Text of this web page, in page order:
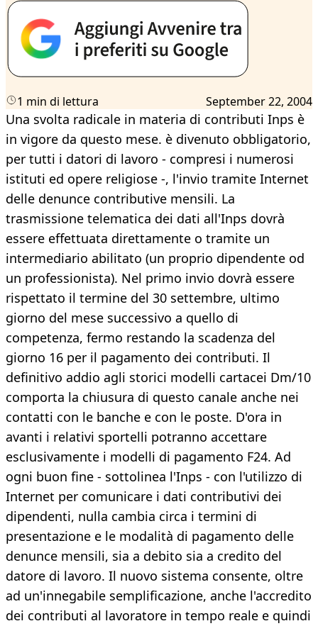
1 min di lettura September 22, 2004
Una svolta radicale in materia di contributi Inps è
in vigore da questo mese. è divenuto obbligatorio,
per tutti i datori di lavoro - compresi i numerosi
istituti ed opere religiose -, l'invio tramite Internet
delle denunce contributive mensili. La
trasmissione telematica dei dati all'Inps dovrà
essere effettuata direttamente o tramite un
intermediario abilitato (un proprio dipendente od
un professionista). Nel primo invio dovrà essere
rispettato il termine del 30 settembre, ultimo
giorno del mese successivo a quello di
competenza, fermo restando la scadenza del
giorno 16 per il pagamento dei contributi. Il
definitivo addio agli storici modelli cartacei Dm/10
comporta la chiusura di questo canale anche nei
contatti con le banche e con le poste. D'ora in
avanti i relativi sportelli potranno accettare
esclusivamente i modelli di pagamento F24. Ad
ogni buon fine - sottolinea l'Inps - con l'utilizzo di
Internet per comunicare i dati contributivi dei
dipendenti, nulla cambia circa i termini di
presentazione e le modalità di pagamento delle
denunce mensili, sia a debito sia a credito del
datore di lavoro. Il nuovo sistema consente, oltre
ad un'innegabile semplificazione, anche l'accredito
dei contributi al lavoratore in tempo reale e quindi